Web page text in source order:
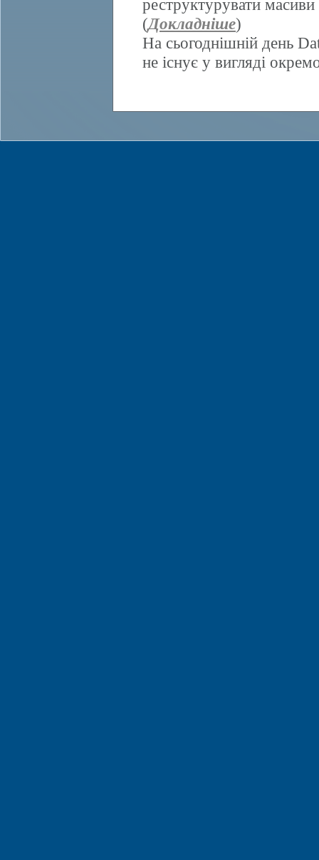
реструктурувати масиви
(Докладніше)
На сьогоднішній день
не існує у вигляді